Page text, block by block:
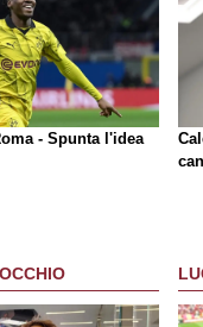
- Spunta l'idea